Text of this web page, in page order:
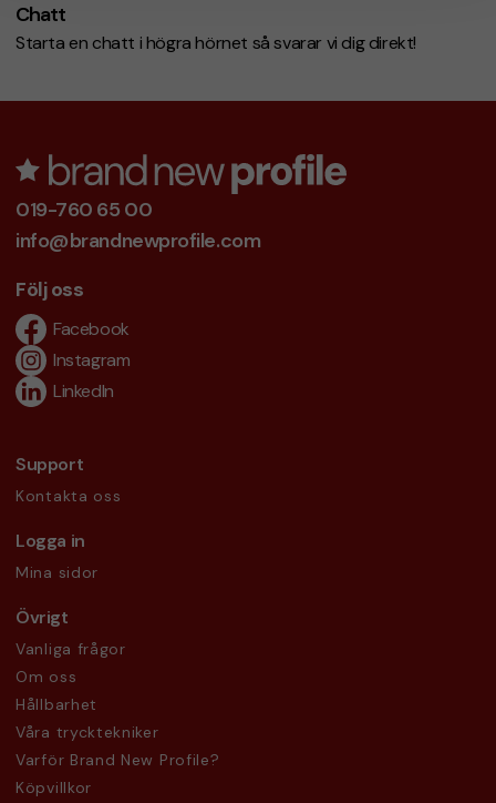
Chatt
Starta en chatt i högra hörnet så svarar vi dig direkt!
019-760 65 00
info@brandnewprofile.com
Följ oss
Facebook
Instagram
LinkedIn
Support
Kontakta oss
Logga in
Mina sidor
Övrigt
Vanliga frågor
Om oss
Hållbarhet
Våra trycktekniker
Varför Brand New Profile?
Köpvillkor